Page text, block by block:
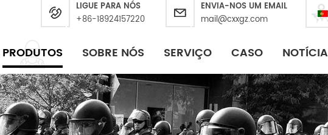
LIGUE PARA NÓS
+86-18924157220
ENVIA-NOS UM EMAIL
mail@cxxgz.com
PRODUTOS SOBRE NÓS SERVIÇO CASO NOTÍCIA